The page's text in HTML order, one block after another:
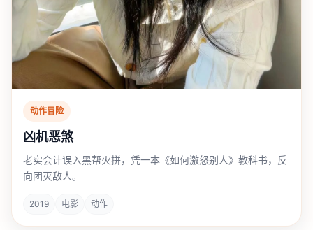
动作冒险
凶机恶煞
老实会计误入黑帮火拼，凭一本《如何激怒别人》教科书，反
向团灭敌人。
2019 电影 动作